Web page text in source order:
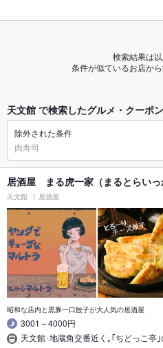
検索結果は以
条件が似ているお店か
天文館 で検索したグルメ・クーポ
除外された条件
肉寿司
居酒屋 まる虎一家（まるとらいっ
天文館 居酒屋
昭和な店内と黒豚一口餃子が大人気の居酒屋
3001～4000円
天文館･地蔵角交番近く｡｢ぢどっこ亭